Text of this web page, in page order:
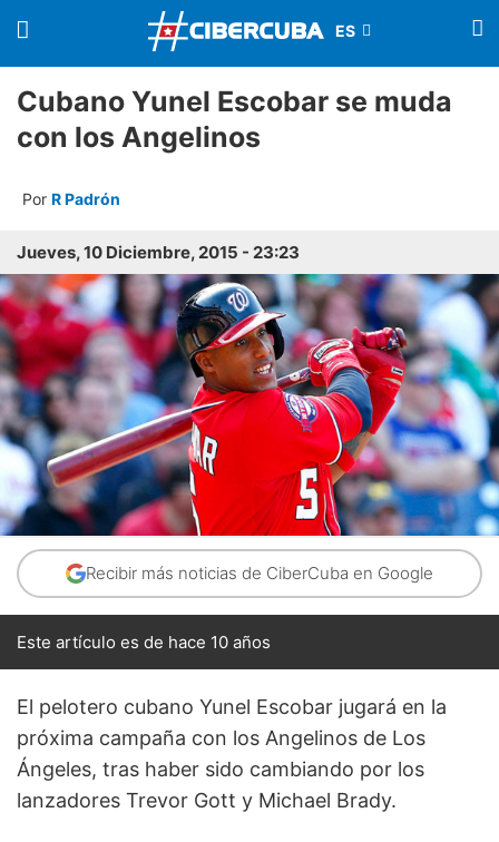
Cubano Yunel Escobar se muda
con los Angelinos
Por R Padrón
Jueves, 10 Diciembre, 2015 - 23:23
Recibir más noticias de CiberCuba en Google
Este artículo es de hace 10 años
El pelotero cubano Yunel Escobar jugará en la
próxima campaña con los Angelinos de Los
Ángeles, tras haber sido cambiando por los
lanzadores Trevor Gott y Michael Brady.